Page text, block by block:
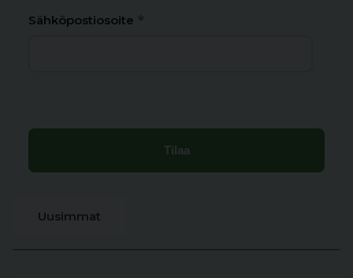
Sähköpostiosoite *
Uusimmat